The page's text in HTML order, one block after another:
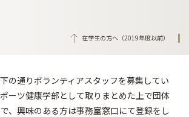
在学生の方へ（2019年度以前）
の通りボランティアスタッフを募集してい
ーツ健康学部として取りまとめた上で団体
、興味のある方は事務室窓口にて登録をし